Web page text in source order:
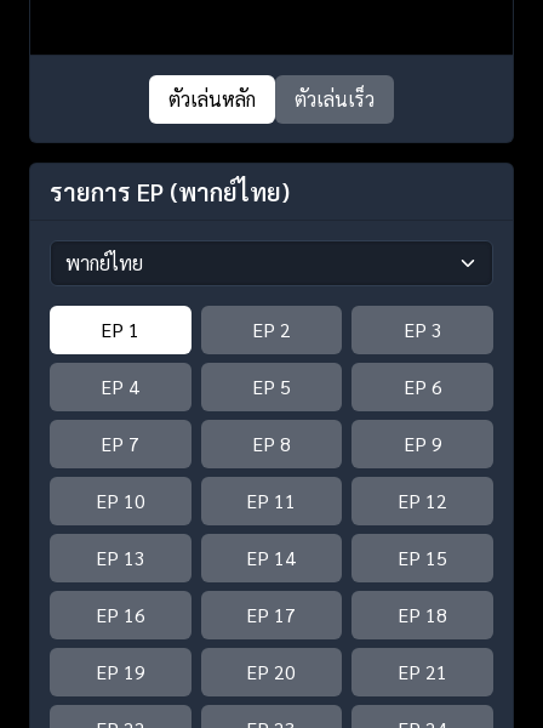
ตัวเล่นหลัก ตัวเล่นเร็ว
รายการ EP (พากย์ไทย)
EP 1 EP 2 EP 3
EP 4 EP 5 EP 6
EP 7 EP 8 EP 9
EP 10 EP 11 EP 12
EP 13 EP 14 EP 15
EP 16 EP 17 EP 18
EP 19 EP 20 EP 21